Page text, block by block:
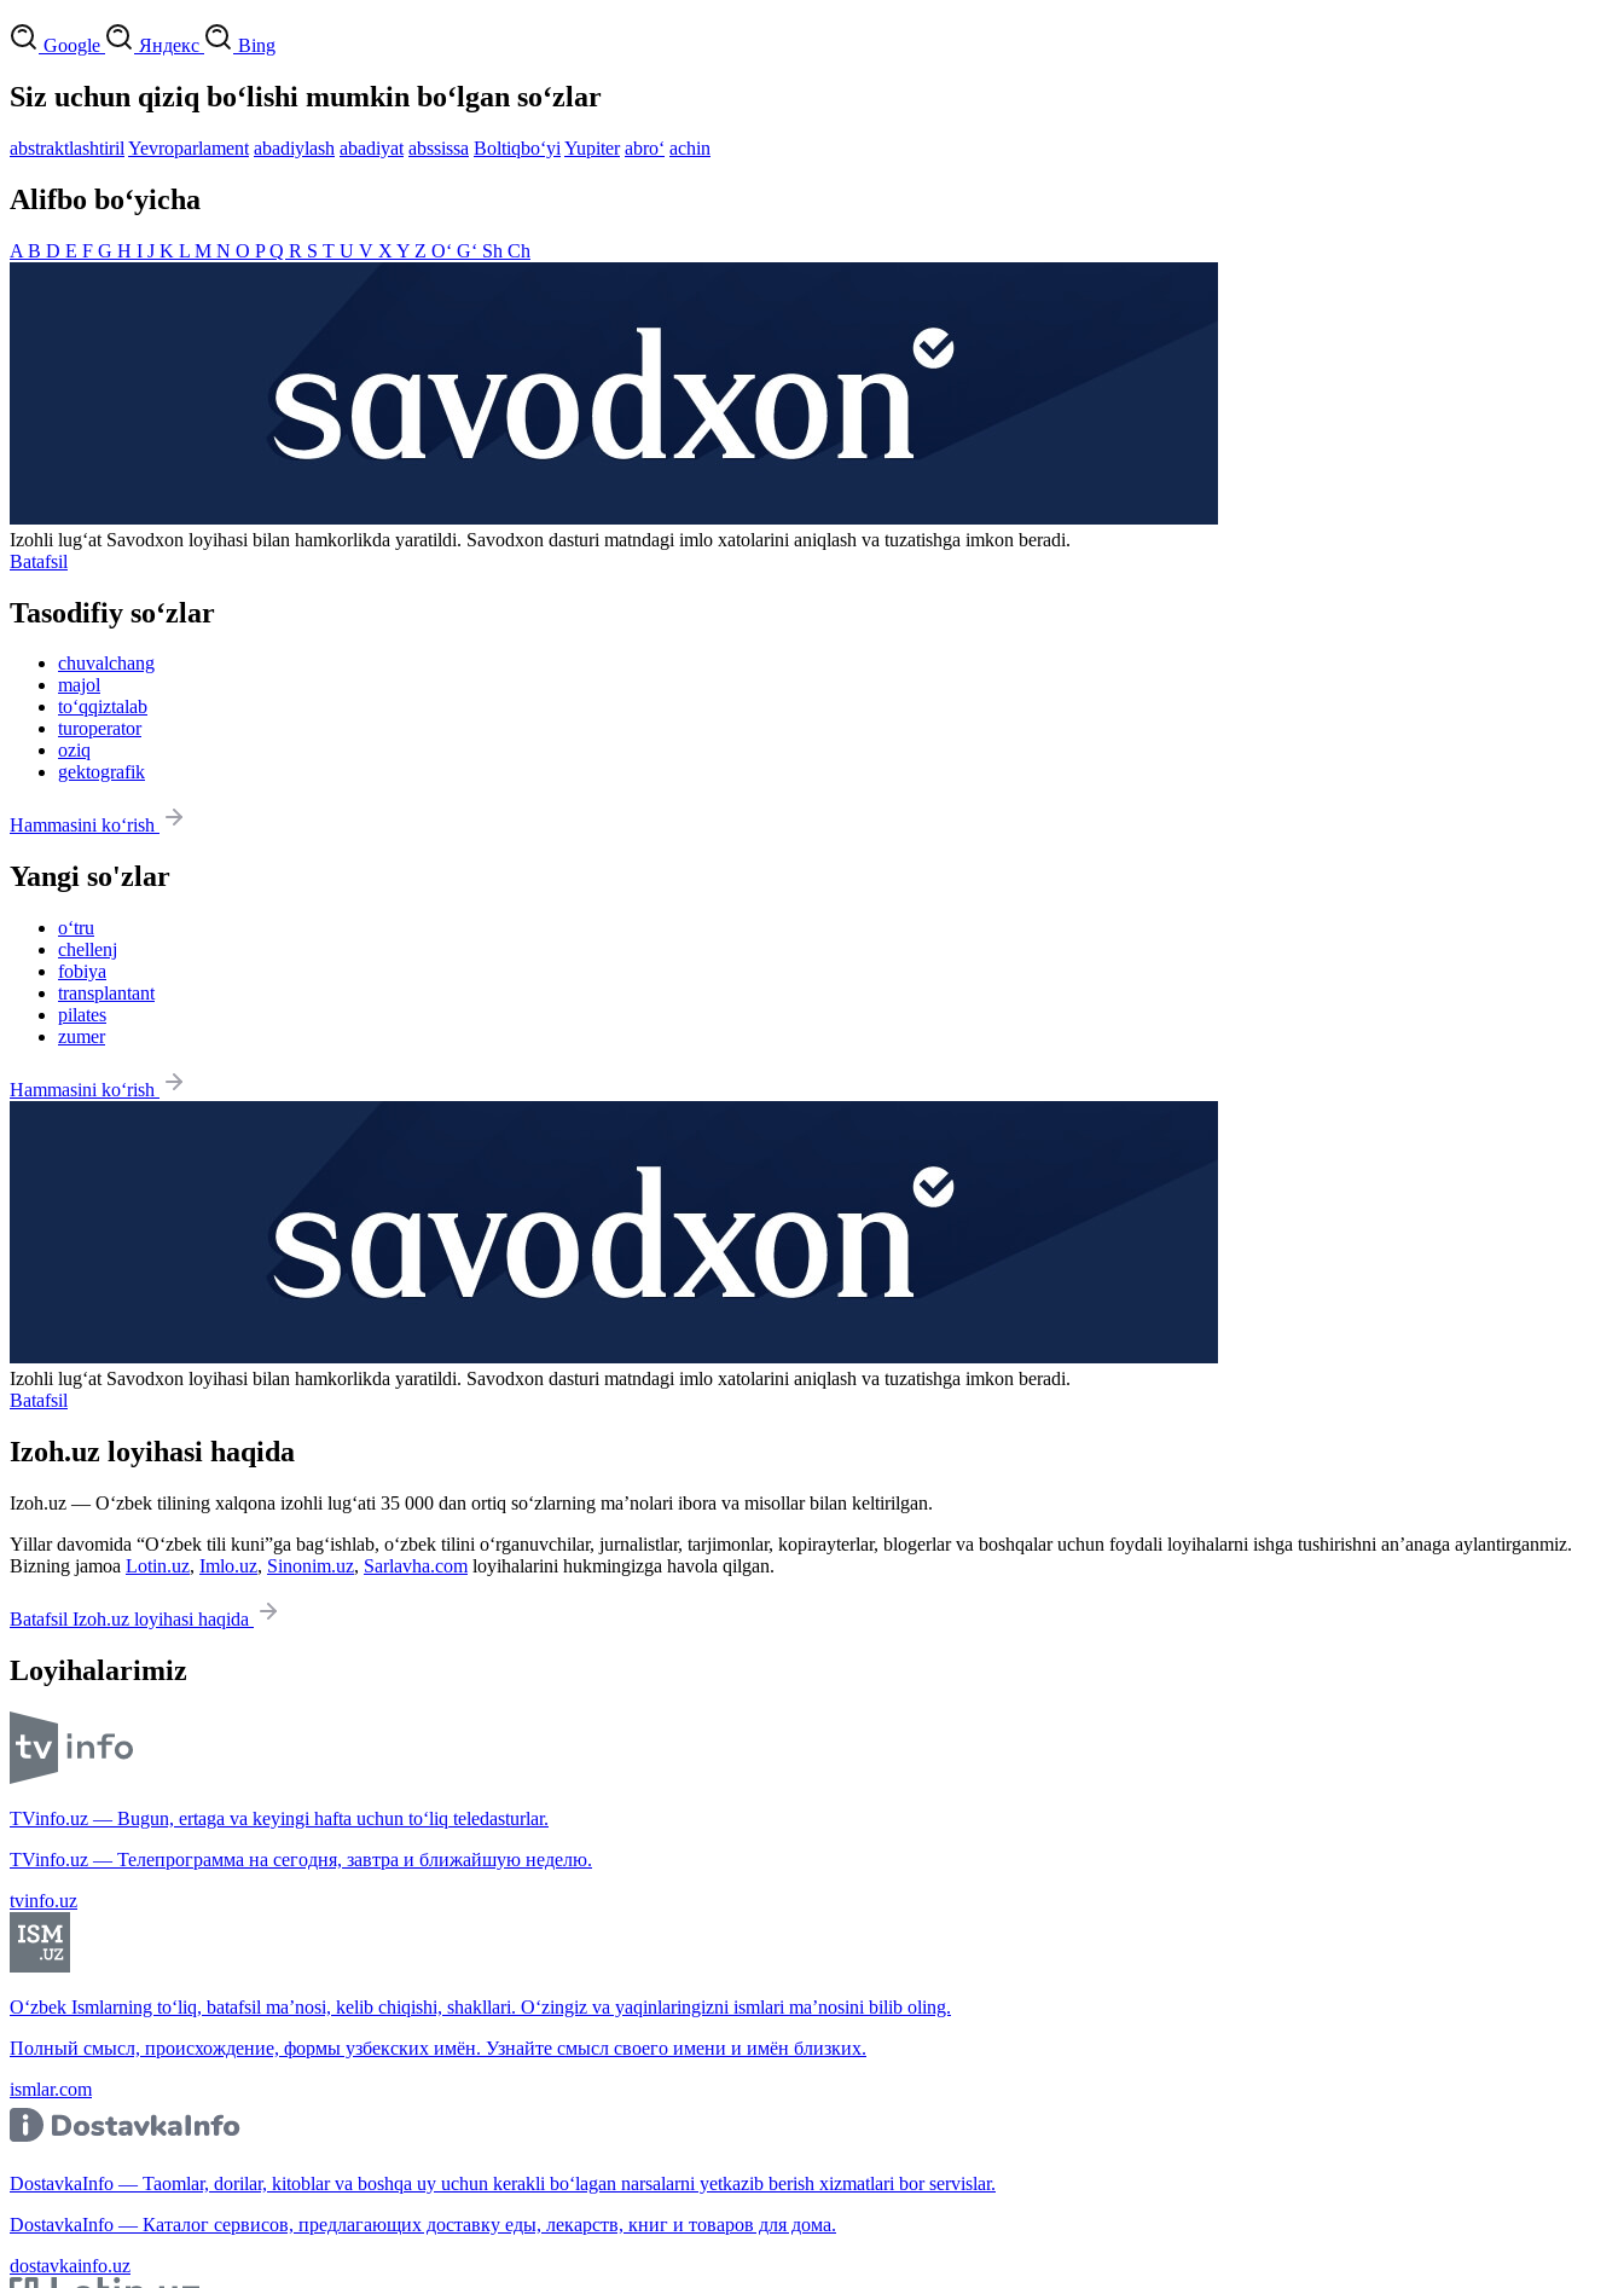
Google Яндекс Bing
Siz uchun qiziq bo‘lishi mumkin bo‘lgan so‘zlar
abstraktlashtiril Yevroparlament abadiylash abadiyat abssissa Boltiqbo‘yi Yupiter abro‘ achin
Alifbo bo‘yicha
A B D E F G H I J K L M N O PQ R S T U V X Y Z O‘ G‘ Sh Ch
Izohli lugʻat Savodxon loyihasi bilan hamkorlikda yaratildi. Savodxon dasturi matndagi imlo xatolarini aniqlash va tuzatishga imkon beradi.
Batafsil
Tasodifiy so‘zlar
chuvalchang
majol
to‘qqiztalab
turoperator
oziq
gektografik
Hammasini ko‘rish
Yangi so'zlar
o‘tru
chellenj
fobiya
transplantant
pilates
zumer
Hammasini ko‘rish
Izohli lugʻat Savodxon loyihasi bilan hamkorlikda yaratildi. Savodxon dasturi matndagi imlo xatolarini aniqlash va tuzatishga imkon beradi.
Batafsil
Izoh.uz loyihasi haqida
Izoh.uz — O‘zbek tilining xalqona izohli lug‘ati 35 000 dan ortiq so‘zlarning ma’nolari ibora va misollar bilan keltirilgan.
Yillar davomida “O‘zbek tili kuni”ga bag‘ishlab, o‘zbek tilini o‘rganuvchilar, jurnalistlar, tarjimonlar, kopirayterlar, blogerlar va boshqalar uchun foydali loyihalarni ishga tushirishni an’anaga aylantirganmiz.
Bizning jamoa Lotin.uz, Imlo.uz, Sinonim.uz, Sarlavha.com loyihalarini hukmingizga havola qilgan.
Batafsil Izoh.uz loyihasi haqida
Loyihalarimiz
TVinfo.uz — Bugun, ertaga va keyingi hafta uchun to‘liq teledasturlar.
TVinfo.uz — Телепрограмма на сегодня, завтра и ближайшую неделю.
tvinfo.uz
O‘zbek Ismlarning to‘liq, batafsil ma’nosi, kelib chiqishi, shakllari. O‘zingiz va yaqinlaringizni ismlari ma’nosini bilib oling.
Полный смысл, происхождение, формы узбекских имён. Узнайте смысл своего имени и имён близких.
ismlar.com
DostavkaInfo — Taomlar, dorilar, kitoblar va boshqa uy uchun kerakli bo‘lagan narsalarni yetkazib berish xizmatlari bor servislar.
DostavkaInfo — Каталог сервисов, предлагающих доставку еды, лекарств, книг и товаров для дома.
dostavkainfo.uz